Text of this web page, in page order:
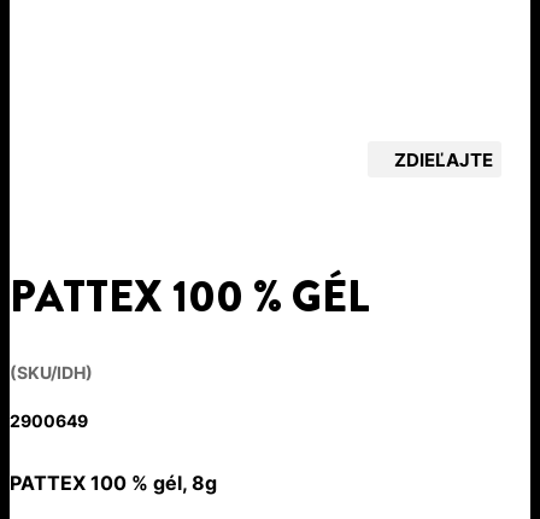
ZDIEĽAJTE
PATTEX 100 % GÉL
(SKU/IDH)
2900649
PATTEX 100 % gél, 8g